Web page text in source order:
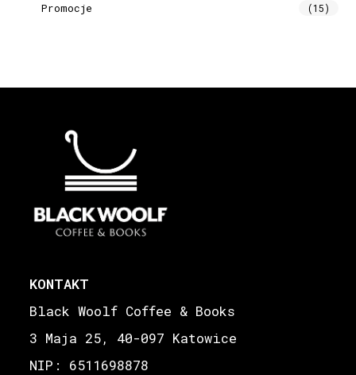
Promocje (15)
KONTAKT
Black Woolf Coffee & Books
3 Maja 25, 40-097 Katowice
NIP: 6511698878